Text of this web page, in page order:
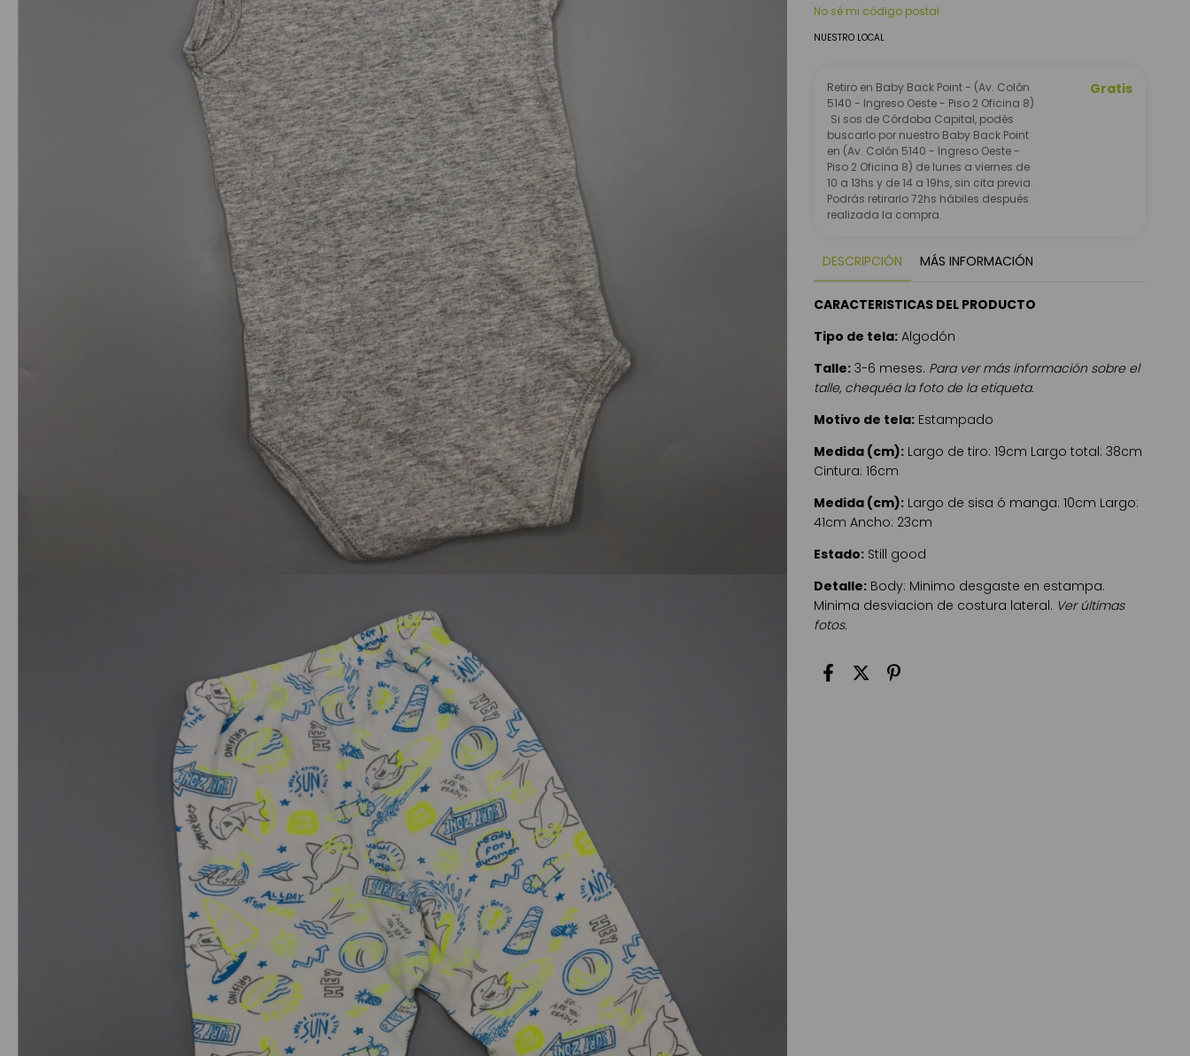
No sé mi código postal
NUESTRO LOCAL
Retiro en Baby Back Point - (Av. Colón
5140 - Ingreso Oeste - Piso 2 Oficina 8)
Si sos de Córdoba Capital, podés
buscarlo por nuestro Baby Back Point
en (Av. Colón 5140 - Ingreso Oeste -
Piso 2 Oficina 8) de lunes a viernes de
10 a 13hs y de 14 a 19hs, sin cita previa.
Podrás retirarlo 72hs hábiles después
realizada la compra.
Gratis
DESCRIPCIÓN MÁS INFORMACIÓN
CARACTERISTICAS DEL PRODUCTO
Tipo de tela: Algodón
Talle: 3-6 meses. Para ver más información sobre el
talle, chequéa la foto de la etiqueta.
Motivo de tela: Estampado
Medida (cm): Largo de tiro: 19cm Largo total: 38cm
Cintura: 16cm
Medida (cm): Largo de sisa ó manga: 10cm Largo:
41cm Ancho: 23cm
Estado: Still good
Detalle: Body: Minimo desgaste en estampa.
Minima desviacion de costura lateral. Ver últimas
fotos.